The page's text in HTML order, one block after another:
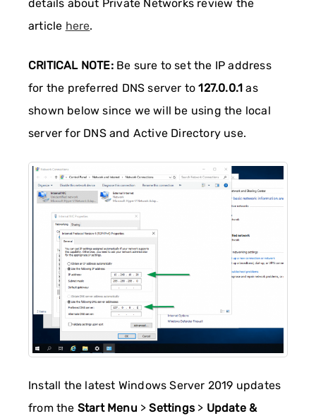
details about Private Networks review the
article here.
CRITICAL NOTE:Be sure to set the IP address
for the preferred DNS server to127.0.0.1 as
shown below since we will be using the local
server for DNS and Active Directory use.
Install the latest Windows Server 2019 updates
from the Start Menu >Settings > Update &